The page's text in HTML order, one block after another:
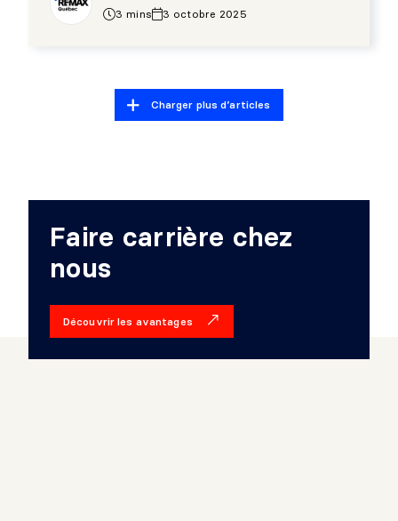
3 mins
3 octobre 2025
Charger plus d’articles
Faire carrière chez
nous
Découvrir les avantages